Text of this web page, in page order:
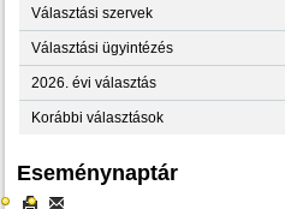
Választási szervek
Választási ügyintézés
2026. évi választás
Korábbi választások
Eseménynaptár